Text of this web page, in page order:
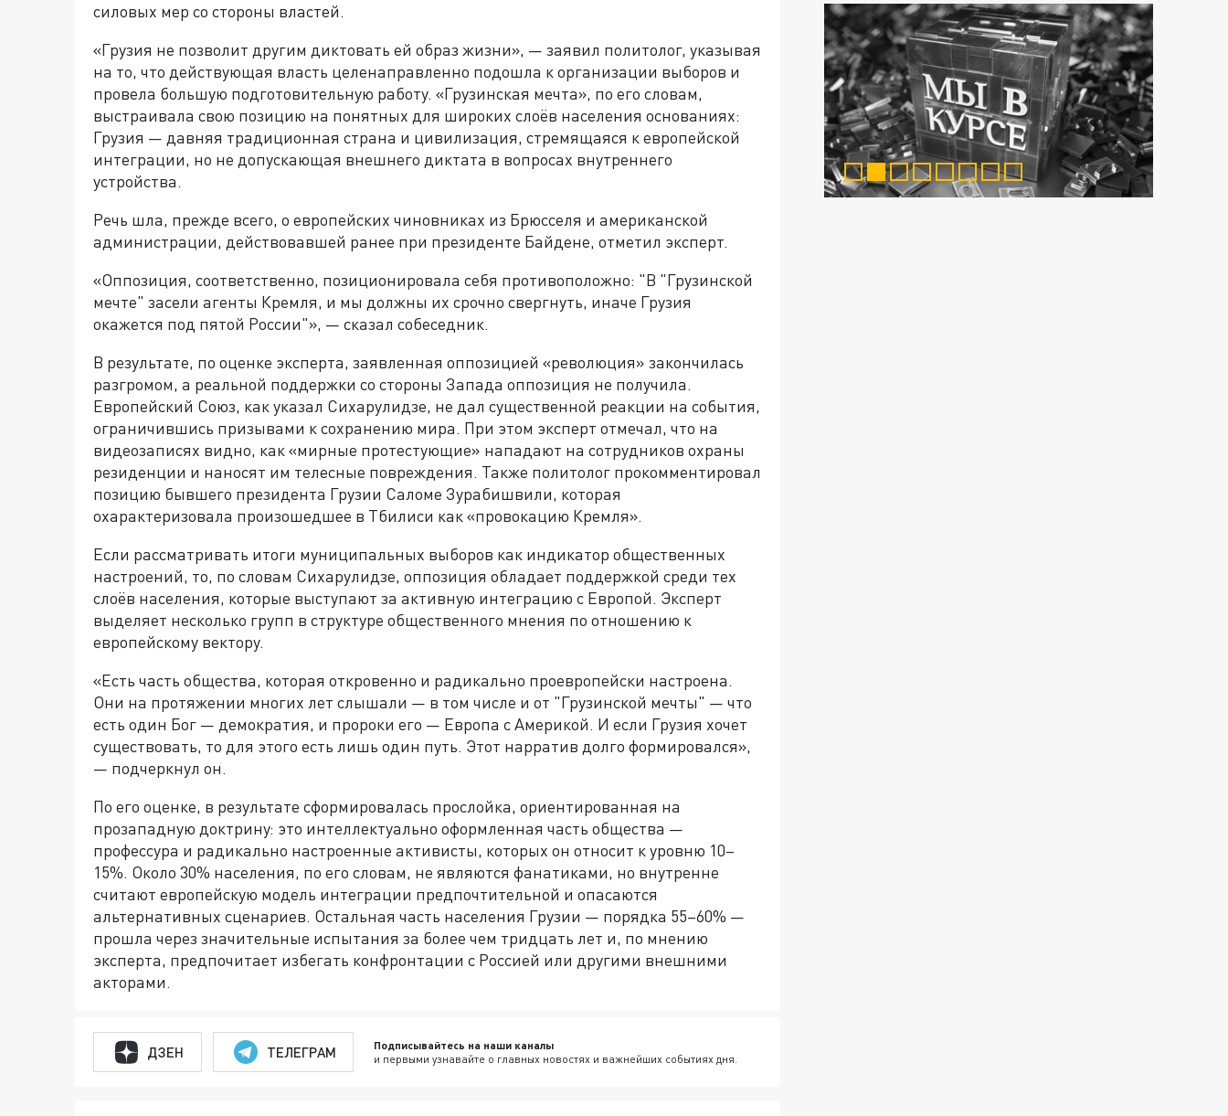
силовых мер со стороны властей.
«Грузия не позволит другим диктовать ей образ жизни», — заявил политолог, указывая
на то, что действующая власть целенаправленно подошла к организации выборов и
провела большую подготовительную работу. «Грузинская мечта», по его словам,
выстраивала свою позицию на понятных для широких слоёв населения основаниях:
Грузия — давняя традиционная страна и цивилизация, стремящаяся к европейской
интеграции, но не допускающая внешнего диктата в вопросах внутреннего
устройства.
Речь шла, прежде всего, о европейских чиновниках из Брюсселя и американской
администрации, действовавшей ранее при президенте Байдене, отметил эксперт.
«Оппозиция, соответственно, позиционировала себя противоположно: "В "Грузинской
мечте" засели агенты Кремля, и мы должны их срочно свергнуть, иначе Грузия
окажется под пятой России"», — сказал собеседник.
В результате, по оценке эксперта, заявленная оппозицией «революция» закончилась
разгромом, а реальной поддержки со стороны Запада оппозиция не получила.
Европейский Союз, как указал Сихарулидзе, не дал существенной реакции на события,
ограничившись призывами к сохранению мира. При этом эксперт отмечал, что на
видеозаписях видно, как «мирные протестующие» нападают на сотрудников охраны
резиденции и наносят им телесные повреждения. Также политолог прокомментировал
позицию бывшего президента Грузии Саломе Зурабишвили, которая
охарактеризовала произошедшее в Тбилиси как «провокацию Кремля».
Если рассматривать итоги муниципальных выборов как индикатор общественных
настроений, то, по словам Сихарулидзе, оппозиция обладает поддержкой среди тех
слоёв населения, которые выступают за активную интеграцию с Европой. Эксперт
выделяет несколько групп в структуре общественного мнения по отношению к
европейскому вектору.
«Есть часть общества, которая откровенно и радикально проевропейски настроена.
Они на протяжении многих лет слышали — в том числе и от "Грузинской мечты" — что
есть один Бог — демократия, и пророки его — Европа с Америкой. И если Грузия хочет
существовать, то для этого есть лишь один путь. Этот нарратив долго формировался»,
— подчеркнул он.
По его оценке, в результате сформировалась прослойка, ориентированная на
прозападную доктрину: это интеллектуально оформленная часть общества —
профессура и радикально настроенные активисты, которых он относит к уровню 10–
15%. Около 30% населения, по его словам, не являются фанатиками, но внутренне
считают европейскую модель интеграции предпочтительной и опасаются
альтернативных сценариев. Остальная часть населения Грузии — порядка 55–60% —
прошла через значительные испытания за более чем тридцать лет и, по мнению
эксперта, предпочитает избегать конфронтации с Россией или другими внешними
акторами.
ДЗЕН ТЕЛЕГРАМ Подписывайтесь на наши каналы
и первыми узнавайте о главных новостях и важнейших событиях дня.